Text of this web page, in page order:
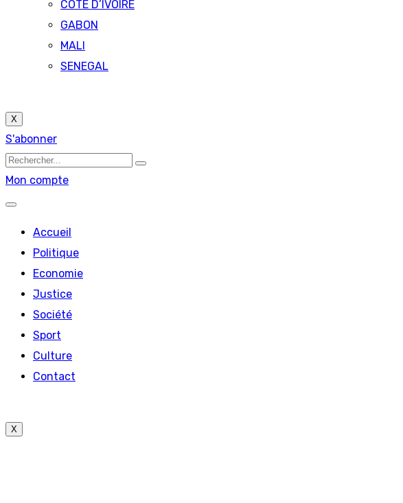
COTE D’IVOIRE
GABON
MALI
SENEGAL
X
S'abonner
Mon compte
Accueil
Politique
Economie
Justice
Société
Sport
Culture
Contact
X